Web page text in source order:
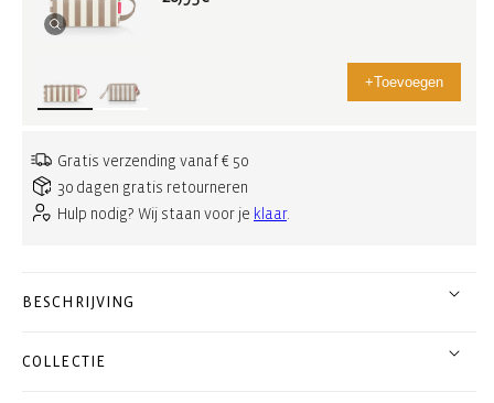
+Toevoegen
Gratis verzending vanaf € 50
30 dagen gratis retourneren
Hulp nodig? Wij staan voor je klaar.
BESCHRIJVING
COLLECTIE